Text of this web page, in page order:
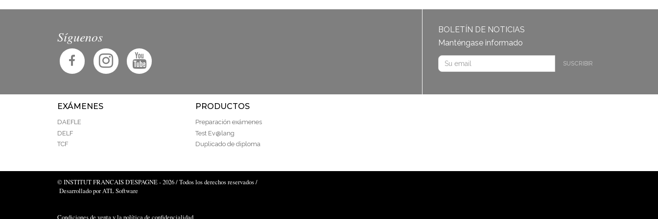
Síguenos
BOLETÍN DE NOTICIAS
Manténgase informado
SUSCRIBIR
EXÁMENES
DAEFLE
DELF
TCF
PRODUCTOS
Preparación exámenes
Test Ev@lang
Duplicado de diploma
© INSTITUT FRANCAIS D'ESPAGNE - 2026 / Todos los derechos reservados /
Desarrollado por ATL Software
Condiciones de venta y la política de confidencialidad